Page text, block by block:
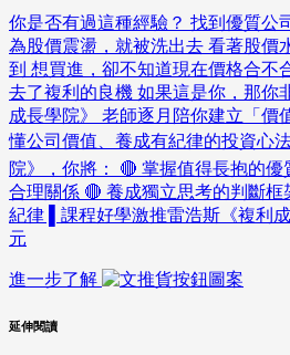
你是否有過這種經驗？ 找到優質公
為股價震盪，就被洗出去 看著股價
到 想買進，卻不知道現在價格合不
去了複利的良機 如果這是你，那你
成長學院》 老師逐月陪你建立「價
懂公司價值、養成有紀律的投資心
院》，你將： 🔴 掌握值得長抱的
合理關係 🔴 養成獨立思考的判斷
紀律 ▌課程好學激推雷浩斯《複利
元
進一步了解
延伸閱讀